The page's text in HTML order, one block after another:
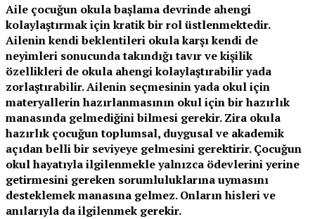
Aile çocuğun okula başlama devrinde ahengi
kolaylaştırmak için kratik bir rol üstlenmektedir.
Ailenin kendi beklentileri okula karşı kendi de
neyimleri sonucunda takındığı tavır ve kişilik
özellikleri de okula ahengi kolaylaştırabilir yada
zorlaştırabilir. Ailenin seçmesinin yada okul için
materyallerin hazırlanmasının okul için bir hazırlık
manasında gelmediğini bilmesi gerekir. Zira okula
hazırlık çocuğun toplumsal, duygusal ve akademik
açıdan belli bir seviyeye gelmesini gerektirir. Çocuğun
okul hayatıyla ilgilenmekle yalnızca ödevlerini yerine
getirmesini gereken sorumluluklarına uymasını
desteklemek manasına gelmez. Onların hisleri ve
anılarıyla da ilgilenmek gerekir.